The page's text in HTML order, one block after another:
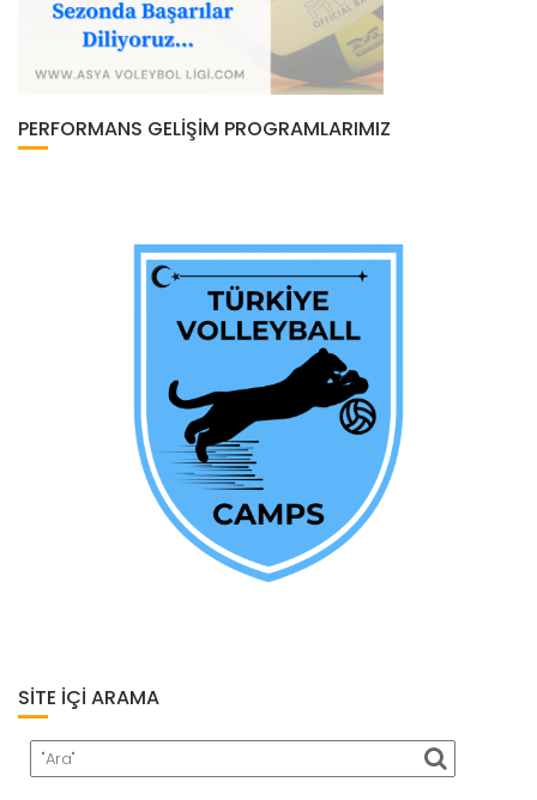
PERFORMANS GELIŞIM PROGRAMLARIMIZ
SITE İÇI ARAMA